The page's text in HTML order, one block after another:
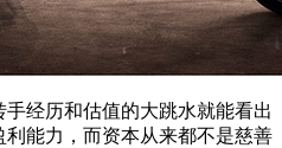
经历和估值的大跳水就能看出
能力，而资本从来都不是慈善